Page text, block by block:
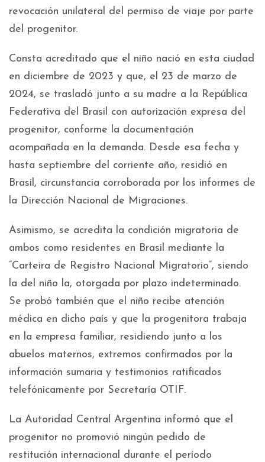
revocación unilateral del permiso de viaje por parte
del progenitor.
Consta acreditado que el niño nació en esta ciudad
en diciembre de 2023 y que, el 23 de marzo de
2024, se trasladó junto a su madre a la República
Federativa del Brasil con autorización expresa del
progenitor, conforme la documentación
acompañada en la demanda. Desde esa fecha y
hasta septiembre del corriente año, residió en
Brasil, circunstancia corroborada por los informes de
la Dirección Nacional de Migraciones.
Asimismo, se acredita la condición migratoria de
ambos como residentes en Brasil mediante la
“Carteira de Registro Nacional Migratorio”, siendo
la del niño la, otorgada por plazo indeterminado.
Se probó también que el niño recibe atención
médica en dicho país y que la progenitora trabaja
en la empresa familiar, residiendo junto a los
abuelos maternos, extremos confirmados por la
información sumaria y testimonios ratificados
telefónicamente por Secretaría OTIF.
La Autoridad Central Argentina informó que el
progenitor no promovió ningún pedido de
restitución internacional durante el período